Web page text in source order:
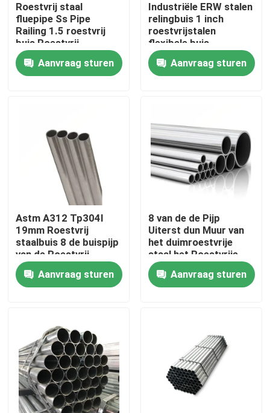
Thuis
video's
Over ons
Fabriekstocht
Kwaliteitscontrole
Nieuws
Vraag een offerte
De Bladen van de roestvrij staalplaat
Roestvrij staal
fluepipe Ss Pipe
Railing 1.5 roestvrij
buis Roestvrij
intercooler buis
Aanvraag sturen
Industriële ERW stalen
relingbuis 1 inch
roestvrijstalen
flexibele buis
Aanvraag sturen
Astm A312 Tp304l
19mm Roestvrij
staalbuis 8 de buispijp
van de Roestvrij
staalpijp Tp347h
Aanvraag sturen
8 van de de Pijp
Uiterst dun Muur van
het duimroestvrije
staal het Roestvrije
staalbuizenstelsel
Aanvraag sturen